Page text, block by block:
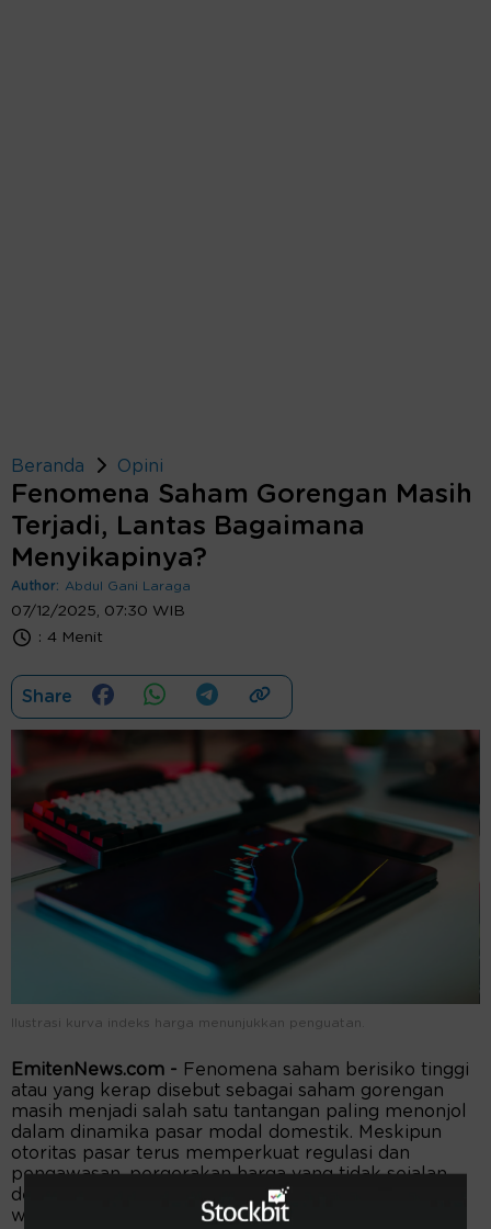
Beranda Opini
Fenomena Saham Gorengan Masih
Terjadi, Lantas Bagaimana
Menyikapinya?
Author: Abdul Gani Laraga
07/12/2025, 07:30 WIB
: 4 Menit
Share
Ilustrasi kurva indeks harga menunjukkan penguatan.
EmitenNews.com - Fenomena saham berisiko tinggi
atau yang kerap disebut sebagai saham gorengan
masih menjadi salah satu tantangan paling menonjol
dalam dinamika pasar modal domestik. Meskipun
otoritas pasar terus memperkuat regulasi dan
pengawasan, pergerakan harga yang tidak sejalan
dengan fundamental perusahaan tetap terjadi dari
waktu ke waktu.